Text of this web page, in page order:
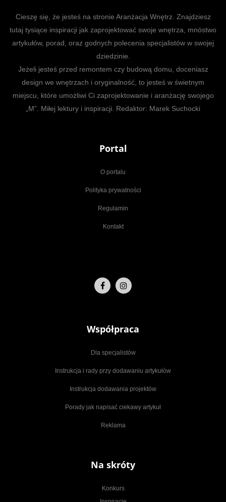
Cieszę się, że jesteś na stronie Aranżacja Wnętrz. Znajdziesz
tutaj tysiące inspiracji jak zaprojektować swoje wnętrza, mnóstwo
artykułów, porad, oraz godnych polecenia specjalistów w swojej
dziedzinie.
Jeżeli jesteś przed remontem czy budową domu, doceniasz
design we wnętrzach i oryginalność, to jesteś w świetnym
miejscu, które umożliwi Ci zaprojektowanie i aranżację swojego
„M”. Miłej lektury i inspiracji. Redaktor: Marek Suchocki
Portal
O portalu
Polityka prywatności
Regulamin
Kontakt
Współpraca
Dla specjalistów
Instrukcja i rady przy dodawaniu artykułów
Instrukcja dodawania projektów
Porady jak napisać ciekawy artykuł
Reklama
Na skróty
Konkurs